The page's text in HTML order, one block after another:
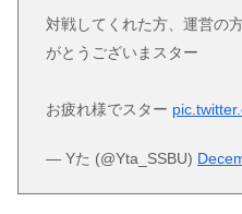
対戦してくれた方、運営の
がとうございまスター
お疲れ様でスター
— Yた (@Yta_SSBU)